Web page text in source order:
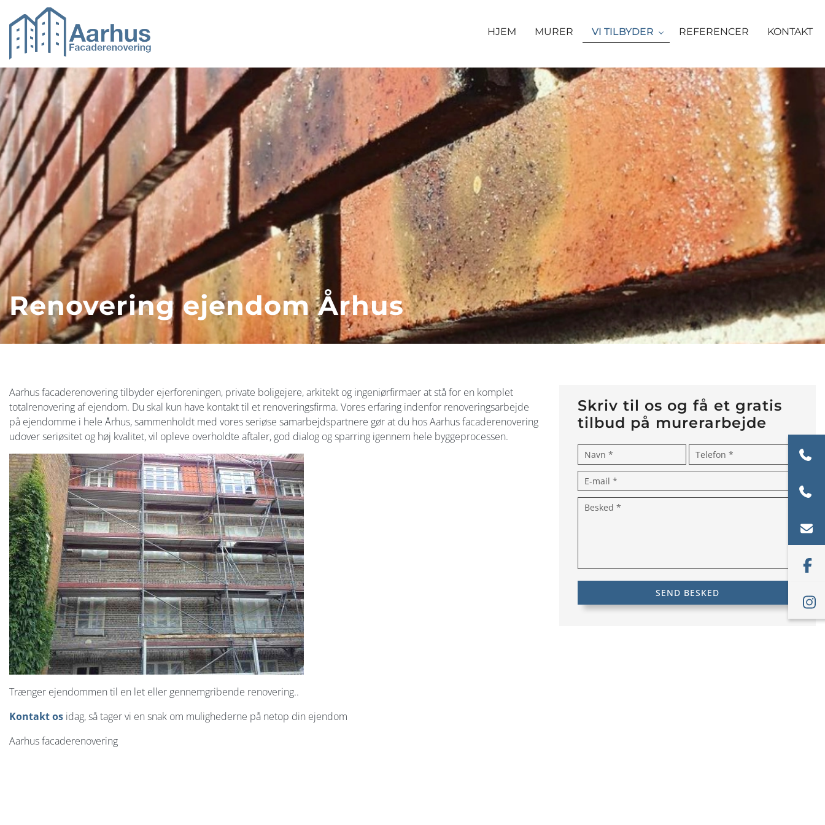
til
hovedindhold
HJEM MURER VI TILBYDER REFERENCER KONTAKT
Renovering ejendom Århus
Aarhus facaderenovering tilbyder ejerforeningen, private boligejere, arkitekt og ingeniørfirmaer at stå for en komplet
totalrenovering af ejendom. Du skal kun have kontakt til et renoveringsfirma. Vores erfaring indenfor renoveringsarbejde
på ejendomme i hele Århus, sammenholdt med vores seriøse samarbejdspartnere gør at du hos Aarhus facaderenovering
udover seriøsitet og høj kvalitet, vil opleve overholdte aftaler, god dialog og sparring igennem hele byggeprocessen.​
Trænger ejendommen til en let eller gennemgribende renovering..
Kontakt os idag, så tager vi en snak om mulighederne på netop din ejendom
Aarhus facaderenovering
Skriv til os og få et gratis
tilbud på murerarbejde